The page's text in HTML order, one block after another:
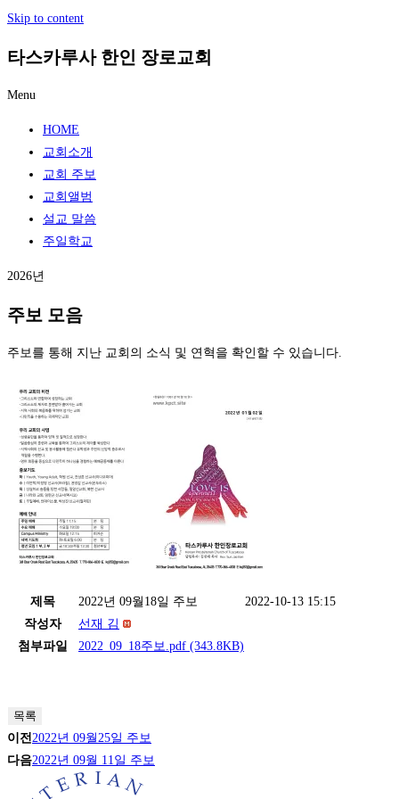
Skip to content
타스카루사 한인 장로교회
Menu
HOME
교회소개
교회 주보
교회앨범
설교 말씀
주일학교
2026년
주보 모음
주보를 통해 지난 교회의 소식 및 연혁을 확인할 수 있습니다.
제목 2022년 09월18일 주보
2022-10-13 15:15
작성자
선재 김
첨부파일
2022_09_18주보.pdf (343.8KB)
목록
이전2022년 09월25일 주보
다음2022년 09월 11일 주보